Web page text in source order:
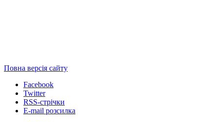
Повна версія сайту
Facebook
Twitter
RSS-стрічки
E-mail розсилка